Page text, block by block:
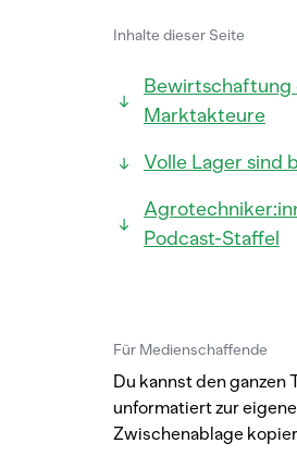
Inhalte dieser Seite
Marktakteure
Volle Lager sind
Podcast-Staffel
Für Medienschaffende
Du kannst den ganzen
unformatiert zur
Zwischenablage